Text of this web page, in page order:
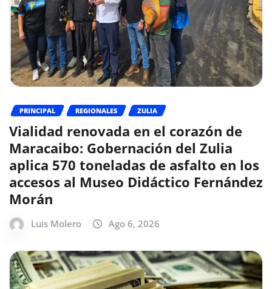
PRINCIPAL REGIONALES ZULIA
Vialidad renovada en el corazón de
Maracaibo: Gobernación del Zulia
aplica 570 toneladas de asfalto en los
accesos al Museo Didáctico Fernández
Morán
Luis Molero Ago 6, 2026